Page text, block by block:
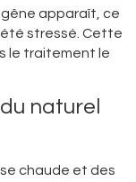
apparaît, ce
été stressé. Cette
le traitement le
naturel
chaude et des